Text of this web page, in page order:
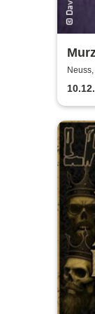
und
Bühne